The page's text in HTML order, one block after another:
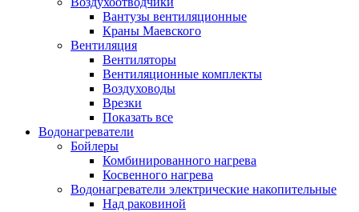
Вантузы вентиляционные
Краны Маевского
Вентиляция
Вентиляторы
Вентиляционные комплекты
Воздуховоды
Врезки
Показать все
Водонагреватели
Бойлеры
Комбинированного нагрева
Косвенного нагрева
Водонагреватели электрические накопительные
Над раковиной